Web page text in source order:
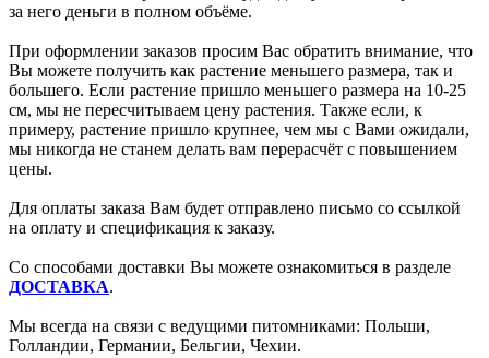
за него деньги в полном объёме.
При оформлении заказов просим Вас обратить внимание, что
Вы можете получить как растение меньшего размера, так и
большего. Если растение пришло меньшего размера на 10-25
см, мы не пересчитываем цену растения. Также если, к
примеру, растение пришло крупнее, чем мы с Вами ожидали,
мы никогда не станем делать вам перерасчёт с повышением
цены.
Для оплаты заказа Вам будет отправлено письмо со ссылкой
на оплату и спецификация к заказу.
Со способами доставки Вы можете ознакомиться в разделе
ДОСТАВКА.
Мы всегда на связи с ведущими питомниками: Польши,
Голландии, Германии, Бельгии, Чехии.